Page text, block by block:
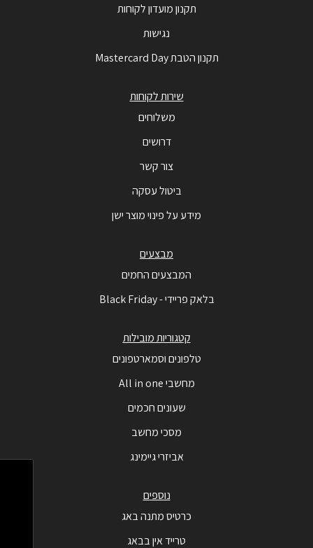
תקנון מועדון לקוחות
נגישות
תקנון הטבת Mastercard Day
שירות לקוחות
משלוחים
דרושים
צור קשר
ביטול עסקה
מידע על פינוי מוצר ישן
מבצעים
המבצעים החמים
בלאק פריידי - Black Friday
קטגוריות מובילות
טלפונים וסמארטפונים
מחשבי All in one
שעונים חכמים
מסכי מחשב
אביזרי גיימינג
נוספים
כרטיס מתנה באג
טרייד אין בבאג